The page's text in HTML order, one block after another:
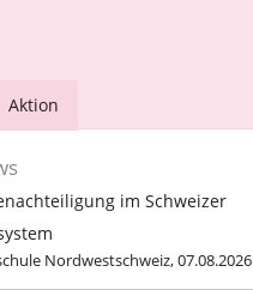
Aktion
im Schweizer
Nordwestschweiz, 07.08.2026